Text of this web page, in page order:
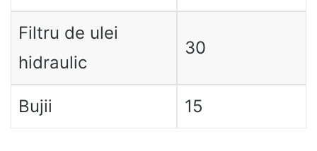
Filtru de ulei
hidraulic
30
Bujii 15